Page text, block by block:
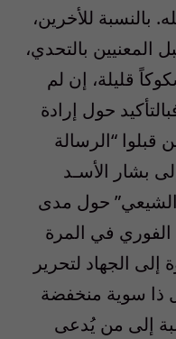
بالنسبة للأخرين،
المعنيين بالتحدي،
قليلة، إن لم
حول إرادة
قبلوا “الرسالة
بشار الأسـد
الشيعي” حول مدى
الفوري في المرة
الجهاد لتحرير
ذا سوية منخفضة
إلى من يُدعى